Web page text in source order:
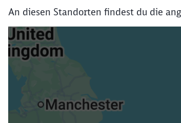
An diesen Standorten findest du die